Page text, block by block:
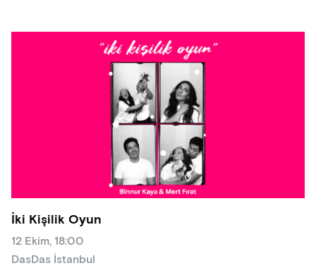
İki Kişilik Oyun
12 Ekim, 18:00
DasDas İstanbul